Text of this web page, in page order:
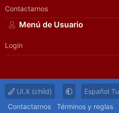
Contactarnos
Menú de Usuario
Login
UI.X (child)
Español Tu
Contactarnos
Términos y reglas